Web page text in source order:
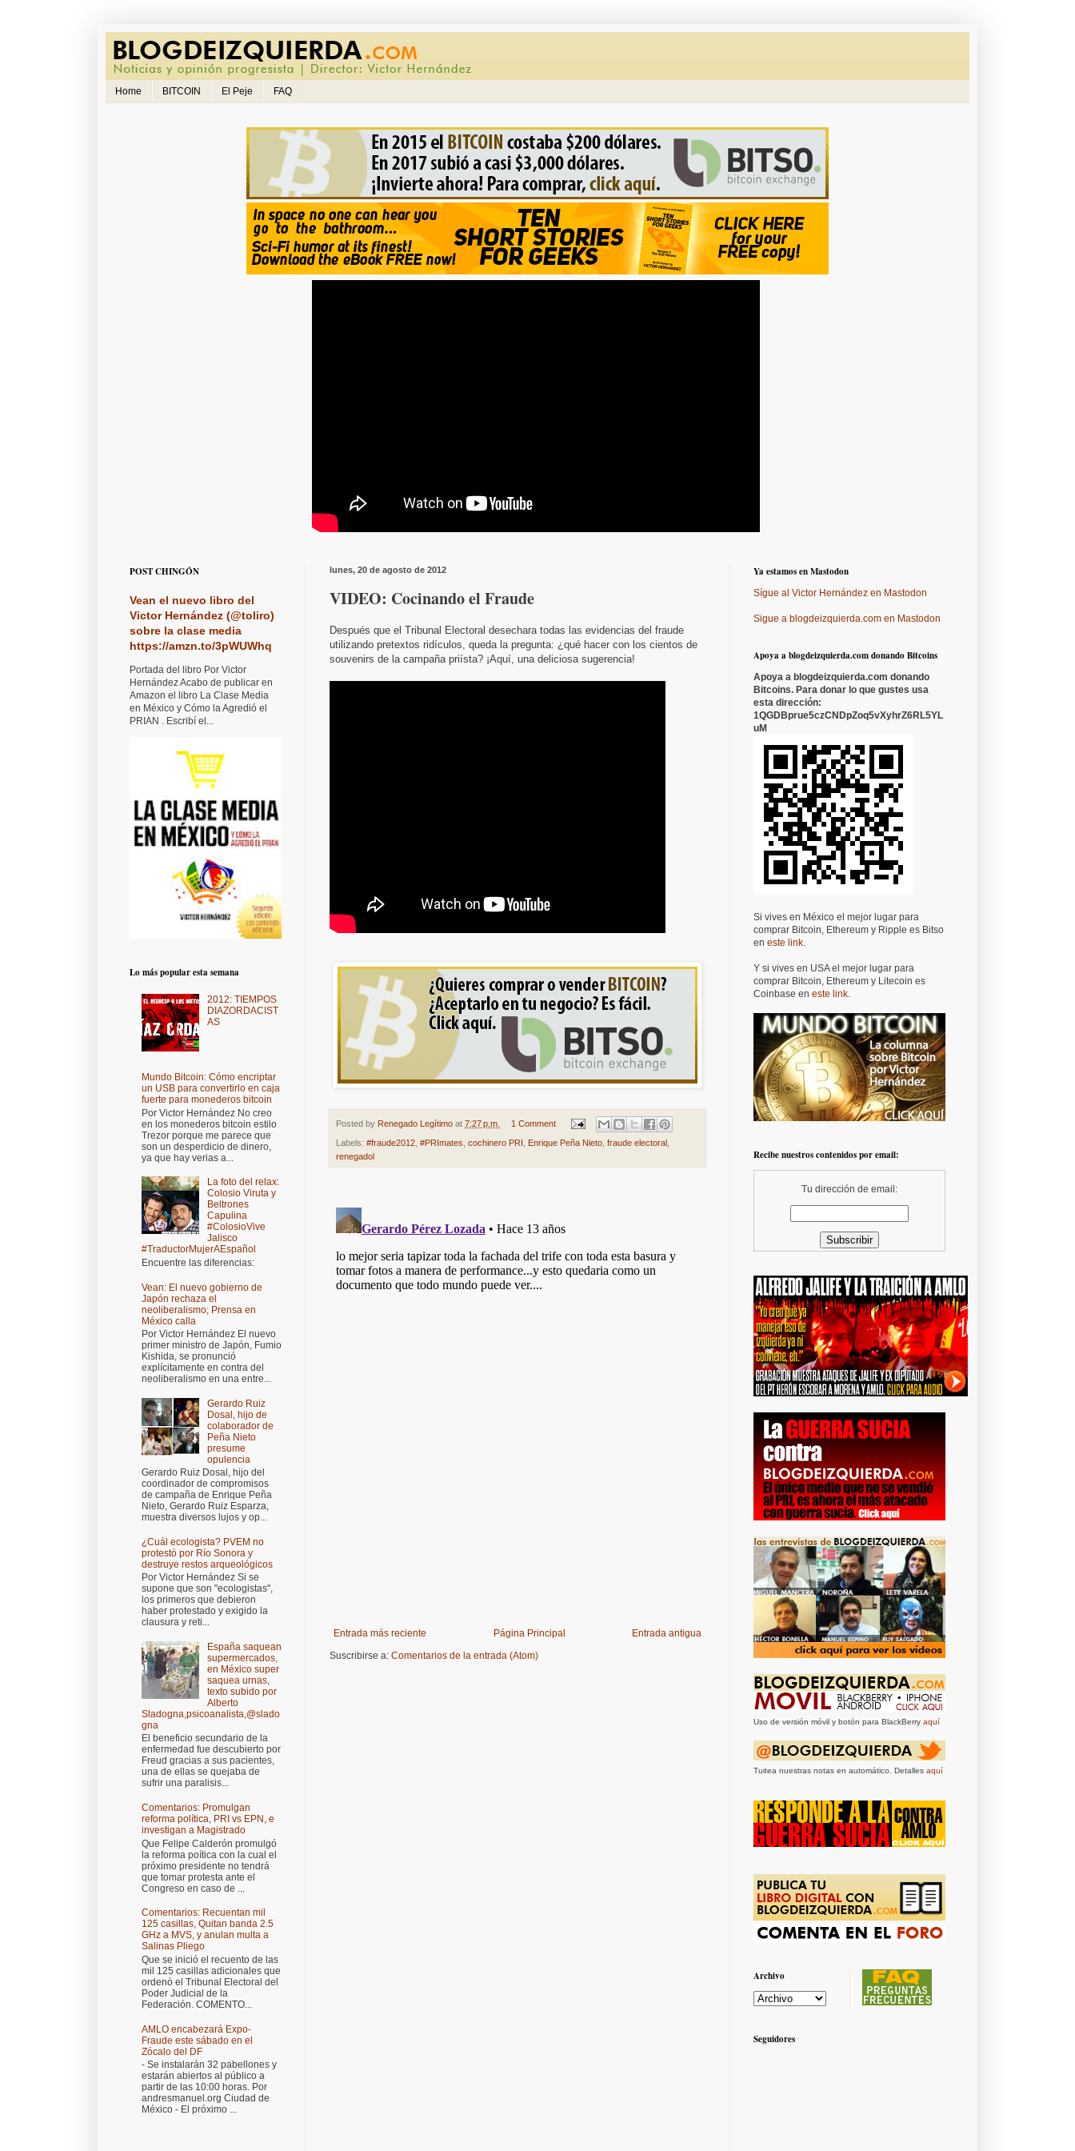
Home BITCOIN El Peje FAQ
lunes, 20 de agosto de 2012
VIDEO: Cocinando el Fraude
Después que el Tribunal Electoral desechara todas las evidencias del fraude
utilizando pretextos ridículos, queda la pregunta: ¿qué hacer con los cientos de
souvenirs de la campaña priísta? ¡Aquí, una deliciosa sugerencia!
Posted by Renegado Legítimo at 7:27 p.m. 1 Comment
Labels: #fraude2012 #PRImates cochinero PRI Enrique Peña Nieto fraude electoral
renegadol
Entrada más reciente Entrada antigua
Página Principal
Suscribirse a: Comentarios de la entrada (Atom)
POST CHINGÓN
Vean el nuevo libro del
Victor Hernández (@toliro)
sobre la clase media
https://amzn.to/3pWUWhq
Portada del libro Por Victor
Hernández Acabo de publicar en
Amazon el libro La Clase Media
en México y Cómo la Agredió el
PRIAN . Escribí el...
Lo más popular esta semana
2012: TIEMPOS
DIAZORDACIST
AS
Mundo Bitcoin: Cómo encriptar
un USB para convertirlo en caja
fuerte para monederos bitcoin
Por Victor Hernández No creo
en los monederos bitcoin estilo
Trezor porque me parece que
son un desperdicio de dinero,
ya que hay verias a...
La foto del relax:
Colosio Viruta y
Beltrones
Capulina
#ColosioVive
Jalisco
#TraductorMujerAEspañol
Encuentre las diferencias:
Vean: El nuevo gobierno de
Japón rechaza el
neoliberalismo; Prensa en
México calla
Por Victor Hernández El nuevo
primer ministro de Japón, Fumio
Kishida, se pronunció
explícitamente en contra del
neoliberalismo en una entre...
Gerardo Ruiz
Dosal, hijo de
colaborador de
Peña Nieto
presume
opulencia
Gerardo Ruiz Dosal, hijo del
coordinador de compromisos
de campaña de Enrique Peña
Nieto, Gerardo Ruiz Esparza,
muestra diversos lujos y op...
¿Cuál ecologista? PVEM no
protestó por Río Sonora y
destruye restos arqueológicos
Por Victor Hernández Si se
supone que son "ecologistas",
los primeros que debieron
haber protestado y exigido la
clausura y reti...
España saquean
supermercados,
en México super
saquea urnas,
texto subido por
Alberto
Sladogna,psicoanalista,@slado
gna
El beneficio secundario de la
enfermedad fue descubierto por
Freud gracias a sus pacientes,
una de ellas se quejaba de
sufrir una paralisis...
Comentarios: Promulgan
reforma política, PRI vs EPN, e
investigan a Magistrado
Que Felipe Calderón promulgó
la reforma poítica con la cual el
próximo presidente no tendrá
que tomar protesta ante el
Congreso en caso de ...
Comentarios: Recuentan mil
125 casillas, Quitan banda 2.5
GHz a MVS, y anulan multa a
Salinas Pliego
Que se inició el recuento de las
mil 125 casillas adicionales que
ordenó el Tribunal Electoral del
Poder Judicial de la
Federación. COMENTO...
AMLO encabezará Expo-
Fraude este sábado en el
Zócalo del DF
- Se instalarán 32 pabellones y
estarán abiertos al público a
partir de las 10:00 horas. Por
andresmanuel.org Ciudad de
México - El próximo ...
Ya estamos en Mastodon
Sígue al Victor Hernández en Mastodon
Sigue a blogdeizquierda.com en Mastodon
Apoya a blogdeizquierda.com donando Bitcoins
Apoya a blogdeizquierda.com donando
Bitcoins. Para donar lo que gustes usa
esta dirección:
1QGDBprue5czCNDpZoq5vXyhrZ6RL5YL
uM
Si vives en México el mejor lugar para
comprar Bitcoin, Ethereum y Ripple es Bitso
en este link.
Y si vives en USA el mejor lugar para
comprar Bitcoin, Ethereum y Litecoin es
Coinbase en este link.
Recibe nuestros contenidos por email:
Tu dirección de email:
Uso de versión móvil y botón para BlackBerry aquí
Tuitea nuestras notas en automático. Detalles aquí
Archivo
Seguidores